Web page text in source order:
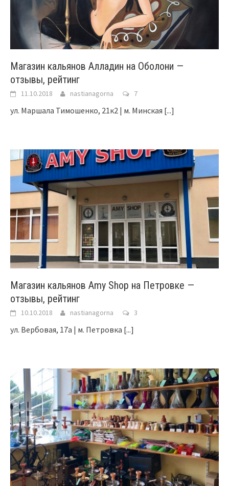
Магазин кальянов Алладин на Оболони —
отзывы, рейтинг
11.10.2018 nastianagorna 7
ул. Маршала Тимошенко, 21к2 | м. Минская [...]
Магазин кальянов Amy Shop на Петровке —
отзывы, рейтинг
10.10.2018 nastianagorna 3
ул. Вербовая, 17а | м. Петровка [...]